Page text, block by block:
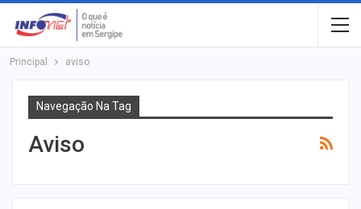
Principal aviso
Navegação Na Tag
Aviso